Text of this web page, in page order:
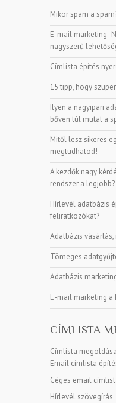
Mikor spam a
E-mail marketing-
nagyszerű
Címlista építés
15 tipp, hogy
Ilyen a nagyipari
bőven túl mutat a
Mitől lesz sikeres
megtudhatod!
A kezdők nagy
rendszer a legjobb?
Hírlevél adatbázis
feliratkozókat?
Adatbázis
Tömeges
Adatbázis
E-mail marketing a
CÍMLISTA
Címlista
Email címlista
Céges email
Hírlevél szövegírás